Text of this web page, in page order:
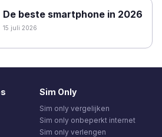
De beste smartphone in 2026
15 juli 2026
Sim Only
Sim only vergelijken
Sim only onbeperkt internet
Sim only verlengen